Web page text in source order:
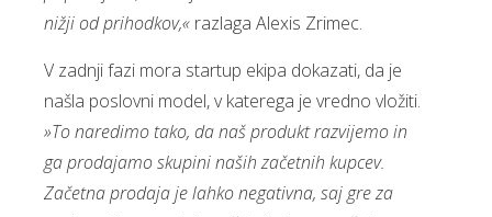
nižji od prihodkov,« razlaga Alexis Zrimec.
V zadnji fazi mora startup ekipa dokazati, da je
našla poslovni model, v katerega je vredno vložiti.
»To naredimo tako, da naš produkt razvijemo in
ga prodajamo skupini naših začetnih kupcev.
Začetna prodaja je lahko negativna, saj gre za